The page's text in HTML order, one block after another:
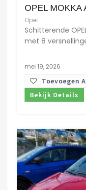
OPEL MOKKA
Opel
Schitterende OPEL
met 8
mei 19, 2026
Toevoegen
Bekijk Details